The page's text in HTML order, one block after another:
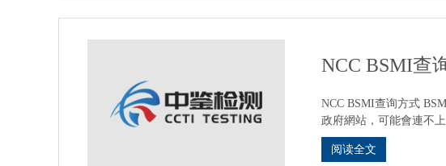
NCC BSMI查
NCC BSMI查询方式
政府網站，可能會連不上
阅读全文